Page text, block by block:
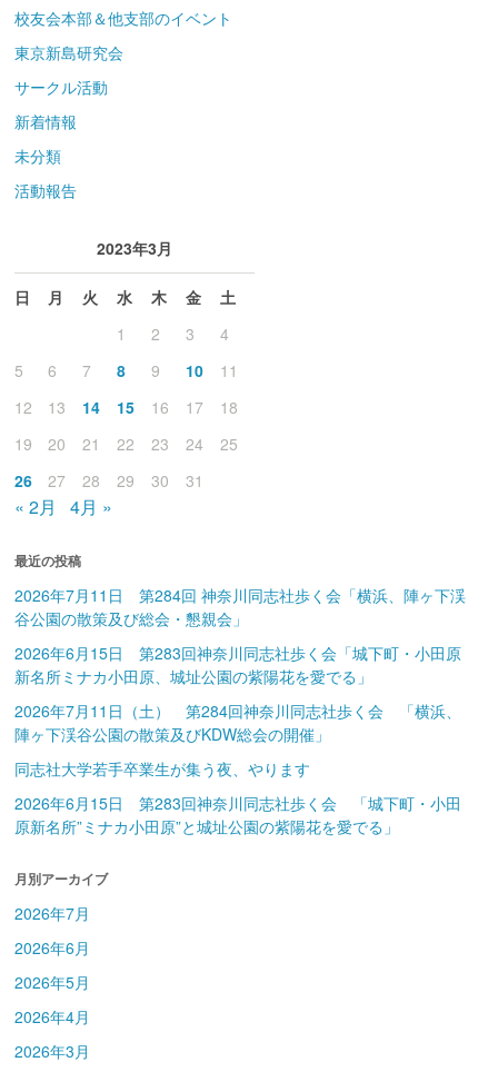
校友会本部＆他支部のイベント
東京新島研究会
サークル活動
新着情報
未分類
活動報告
2023年3月
日 月 火 水 木 金
土
1
2 3
4
5
6 7 8 9 10
11
12
13 14 15 16 17
18
19
20 21 22 23 24
25
26
27 28 29 30 31
« 2月 4月 »
最近の投稿
2026年7月11日 第284回 神奈川同志社歩く会「横浜、陣ヶ下渓
谷公園の散策及び総会・懇親会」
2026年6月15日 第283回神奈川同志社歩く会「城下町・小田原
新名所ミナカ小田原、城址公園の紫陽花を愛でる」
2026年7月11日（土） 第284回神奈川同志社歩く会 「横浜、
陣ヶ下渓谷公園の散策及びKDW総会の開催」
同志社大学若手卒業生が集う夜、やります
2026年6月15日 第283回神奈川同志社歩く会 「城下町・小田
原新名所”ミナカ小田原”と城址公園の紫陽花を愛でる」
月別アーカイブ
2026年7月
2026年6月
2026年5月
2026年4月
2026年3月